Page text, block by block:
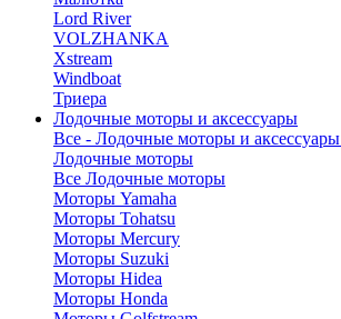
Lord River
VOLZHANKA
Xstream
Windboat
Триера
Лодочные моторы и аксессуары
Все - Лодочные моторы и аксессуары
Лодочные моторы
Все Лодочные моторы
Моторы Yamaha
Моторы Tohatsu
Моторы Mercury
Моторы Suzuki
Моторы Hidea
Моторы Honda